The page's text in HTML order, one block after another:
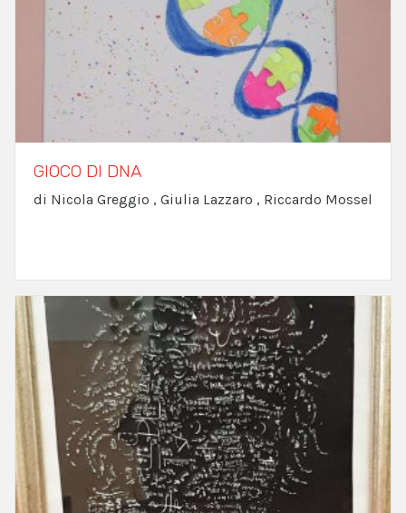
GIOCO DI DNA
di Nicola Greggio , Giulia Lazzaro , Riccardo Mossel